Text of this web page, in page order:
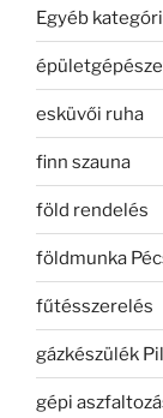
Egyéb
esküvői ruha
finn szauna
föld rendelés
földmunka
fűtésszerelés
gázkészülék
gépi